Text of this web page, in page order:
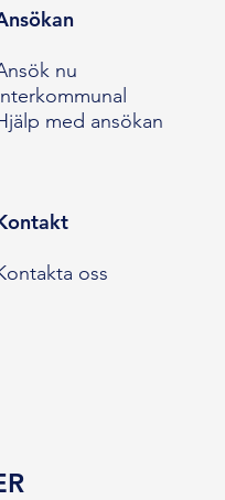
nu
med ansökan
oss